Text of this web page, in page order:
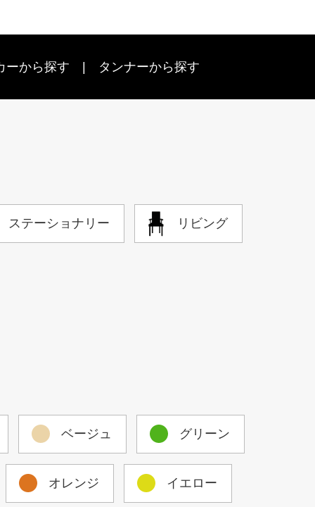
ーから探す タンナーから探す
ステーショナリー リビング
ベージュ グリーン
オレンジ イエロー